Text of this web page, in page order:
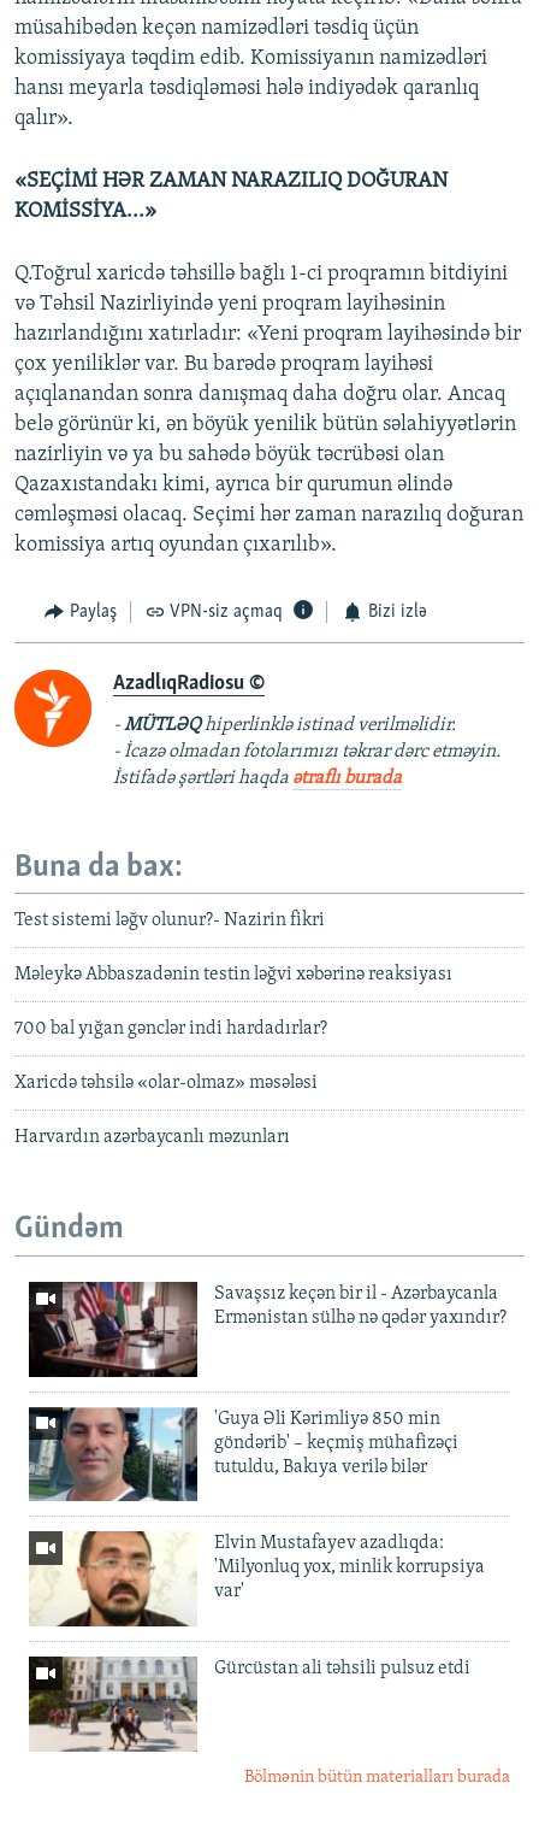
müsahibədən keçən namizədləri təsdiq üçün
komissiyaya təqdim edib. Komissiyanın namizədləri
hansı meyarla təsdiqləməsi hələ indiyədək qaranlıq
qalır».
«SEÇİMİ HƏR ZAMAN NARAZILIQ DOĞURAN
KOMİSSİYA...»
Q.Toğrul xaricdə təhsillə bağlı 1-ci proqramın bitdiyini
və Təhsil Nazirliyində yeni proqram layihəsinin
hazırlandığını xatırladır: «Yeni proqram layihəsində bir
çox yeniliklər var. Bu barədə proqram layihəsi
açıqlanandan sonra danışmaq daha doğru olar. Ancaq
belə görünür ki, ən böyük yenilik bütün səlahiyyətlərin
nazirliyin və ya bu sahədə böyük təcrübəsi olan
Qazaxıstandakı kimi, ayrıca bir qurumun əlində
cəmləşməsi olacaq. Seçimi hər zaman narazılıq doğuran
komissiya artıq oyundan çıxarılıb».
Paylaş VPN-siz açmaq Bizi izlə
AzadlıqRadiosu ©
-MÜTLƏQhiperlinklə istinad verilməlidir.
- İcazə olmadan fotolarımızı təkrar dərc etməyin.
İstifadə şərtləri haqda ətraflı burada
Buna da bax:
Test sistemi ləğv olunur?- Nazirin fikri
Məleykə Abbaszadənin testin ləğvi xəbərinə reaksiyası
700 bal yığan gənclər indi hardadırlar?
Xaricdə təhsilə «olar-olmaz» məsələsi
Harvardın azərbaycanlı məzunları
Gündəm
Savaşsız keçən bir il - Azərbaycanla
Ermənistan sülhə nə qədər yaxındır?
'Guya Əli Kərimliyə 850 min
göndərib' – keçmiş mühafizəçi
tutuldu, Bakıya verilə bilər
Elvin Mustafayev azadlıqda:
'Milyonluq yox, minlik korrupsiya
var'
Gürcüstan ali təhsili pulsuz etdi
Bölmənin bütün materialları burada